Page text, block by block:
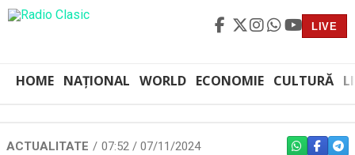
LIVE
HOME NAȚIONAL WORLD ECONOMIE CULTURĂ
ACTUALITATE 07:52 / 07/11/2024 WHATSAPP